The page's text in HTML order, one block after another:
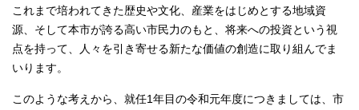
これまで培われてきた歴史や文化、産業をはじめとする地域資
源、そして本市が誇る高い市民力のもと、将来への投資という視
点を持って、人々を引き寄せる新たな価値の創造に取り組んでま
いります。
このような考えから、就任1年目の令和元年度につきましては、市